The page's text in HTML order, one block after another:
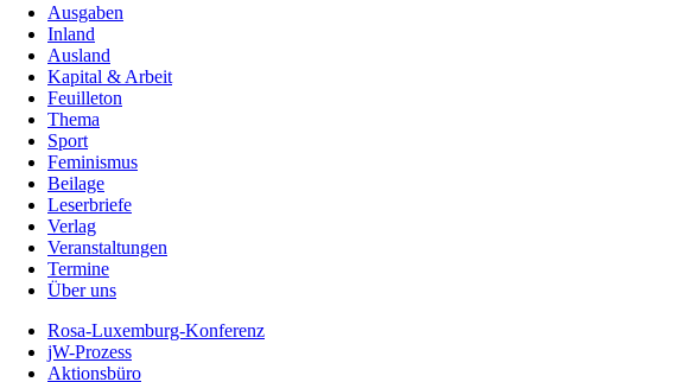
Ausgaben
Inland
Ausland
Kapital & Arbeit
Feuilleton
Thema
Sport
Feminismus
Beilage
Leserbriefe
Verlag
Veranstaltungen
Termine
Über uns
Rosa-Luxemburg-Konferenz
jW-Prozess
Aktionsbüro